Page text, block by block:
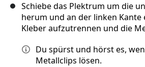
Schiebe das Plektrum um die
herum und an der linken Kante
Kleber aufzutrennen und die
Du spürst und hörst es,
Metallclips lösen.